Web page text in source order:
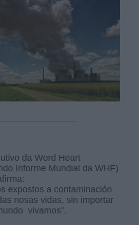
da Word Heart
Informe Mundial da WHF)
expostos a contaminación
nosas vidas, sin importar
vivamos”.